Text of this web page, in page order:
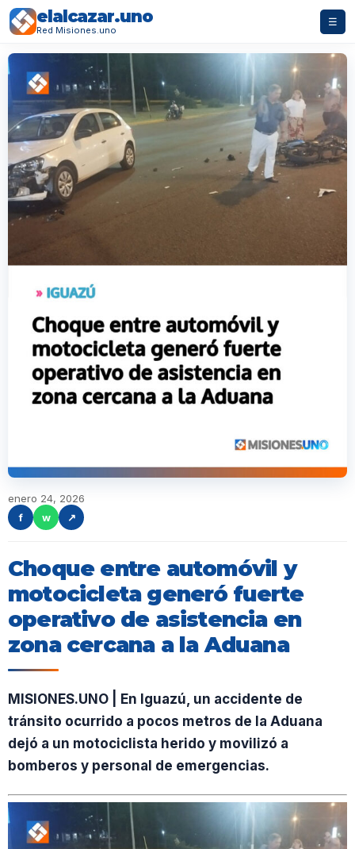
elalcazar.uno
Red Misiones.uno
☰
enero 24, 2026
f
w ↗
Choque entre automóvil y
motocicleta generó fuerte
operativo de asistencia en
zona cercana a la Aduana
MISIONES.UNO | En Iguazú, un accidente de
tránsito ocurrido a pocos metros de la Aduana
dejó a un motociclista herido y movilizó a
bomberos y personal de emergencias.